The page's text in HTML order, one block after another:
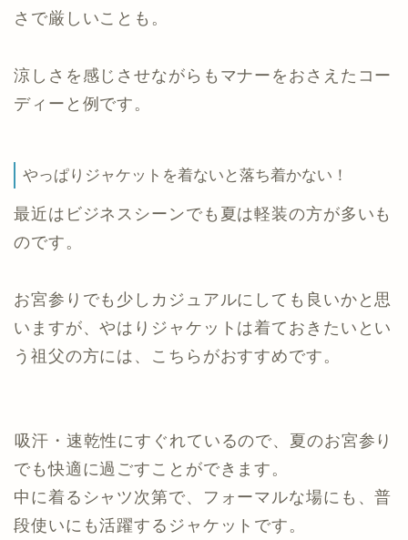
さで厳しいことも。
涼しさを感じさせながらもマナーをおさえたコー
ディーと例です。
やっぱりジャケットを着ないと落ち着かない！
最近はビジネスシーンでも夏は軽装の方が多いも
のです。
お宮参りでも少しカジュアルにしても良いかと思
いますが、やはりジャケットは着ておきたいとい
う祖父の方には、こちらがおすすめです。
吸汗・速乾性にすぐれているので、夏のお宮参り
でも快適に過ごすことができます。
中に着るシャツ次第で、フォーマルな場にも、普
段使いにも活躍するジャケットです。